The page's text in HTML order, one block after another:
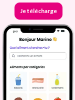
Je télécharge